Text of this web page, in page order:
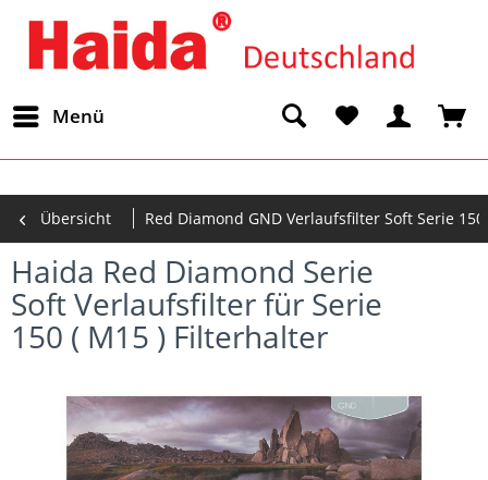
Menü
Übersicht Red Diamond GND Verlaufsfilter Soft Serie 150
Haida Red Diamond Serie
Soft Verlaufsfilter für Serie
150 ( M15 ) Filterhalter